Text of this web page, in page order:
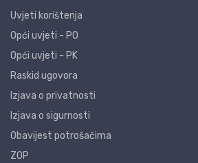
Uvjeti korištenja
Opći uvjeti - PO
Opći uvjeti - PK
Raskid ugovora
Izjava o privatnosti
Izjava o sigurnosti
Obavijest potrošačima
ZOP